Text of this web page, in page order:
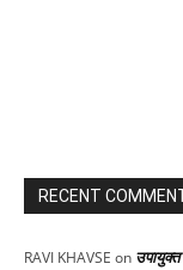
RECENT
RAVI KHAVSE on